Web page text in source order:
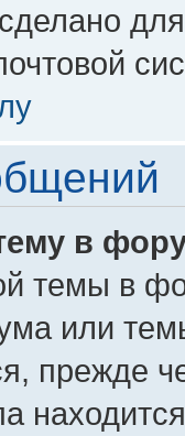
в
темы в
или
прежде